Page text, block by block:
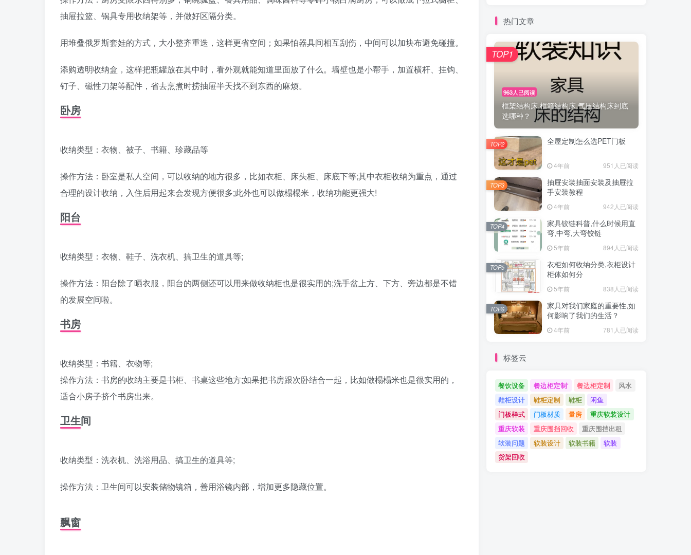
抽屉拉篮、锅具专用收纳架等，并做好区隔分类。
用堆叠俄罗斯套娃的方式，大小整齐重迭，这样更省空间；如果怕器具间相互刮伤，中间可以加块布避免碰撞。
添购透明收纳盒，这样把瓶罐放在其中时，看外观就能知道里面放了什么。墙壁也是小帮手，加置横杆、挂钩、
钉子、磁性刀架等配件，省去烹煮时捞抽屉半天找不到东西的麻烦。
卧房
收纳类型：衣物、被子、书籍、珍藏品等
操作方法：卧室是私人空间，可以收纳的地方很多，比如衣柜、床头柜、床底下等;其中衣柜收纳为重点，通过
合理的设计收纳，入住后用起来会发现方便很多;此外也可以做榻榻米，收纳功能更强大!
阳台
收纳类型：衣物、鞋子、洗衣机、搞卫生的道具等;
操作方法：阳台除了晒衣服，阳台的两侧还可以用来做收纳柜也是很实用的;洗手盆上方、下方、旁边都是不错
的发展空间啦。
书房
收纳类型：书籍、衣物等;
操作方法：书房的收纳主要是书柜、书桌这些地方;如果把书房跟次卧结合一起，比如做榻榻米也是很实用的，
适合小房子挤个书房出来。
卫生间
收纳类型：洗衣机、洗浴用品、搞卫生的道具等;
操作方法：卫生间可以安装储物镜箱，善用浴镜内部，增加更多隐藏位置。
飘窗
热门文章
963人已阅读
框架结构床,框箱结构床,气压结构床到底
选哪种？
TOP1
全屋定制怎么选PET门板
4年前 951人已阅读
TOP2
抽屉安装抽面安装及抽屉拉
手安装教程
4年前 942人已阅读
TOP3
家具铰链科普,什么时候用直
弯,中弯,大弯铰链
5年前 894人已阅读
TOP4
衣柜如何收纳分类,衣柜设计
柜体如何分
5年前 838人已阅读
TOP5
家具对我们家庭的重要性,如
何影响了我们的生活？
4年前 781人已阅读
TOP6
标签云
餐饮设备 餐边柜定制‘ 餐边柜定制
风水
鞋柜设计
鞋柜定制 鞋柜
闲鱼
门板样式
门板材质 量房
重庆软装设计
重庆软装
重庆围挡回收
重庆围挡出租
软装问题
软装设计 软装书籍
软装
货架回收